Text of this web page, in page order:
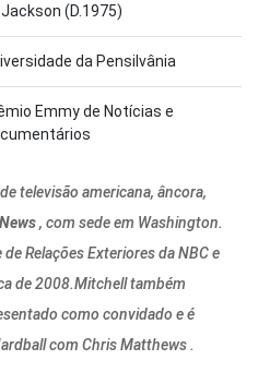
Jackson (D.1975)
da Pensilvânia
Emmy de Notícias e
televisão americana, âncora,
, com sede em Washington.
Relações Exteriores da NBC e
de 2008.Mitchell também
como convidado e é
com Chris Matthews .